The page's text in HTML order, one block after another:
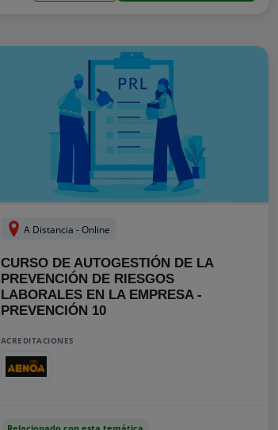
A Distancia - Online
CURSO DE AUTOGESTIÓN DE LA
PREVENCIÓN DE RIESGOS
LABORALES EN LA EMPRESA -
PREVENCIÓN 10
ACREDITACIONES